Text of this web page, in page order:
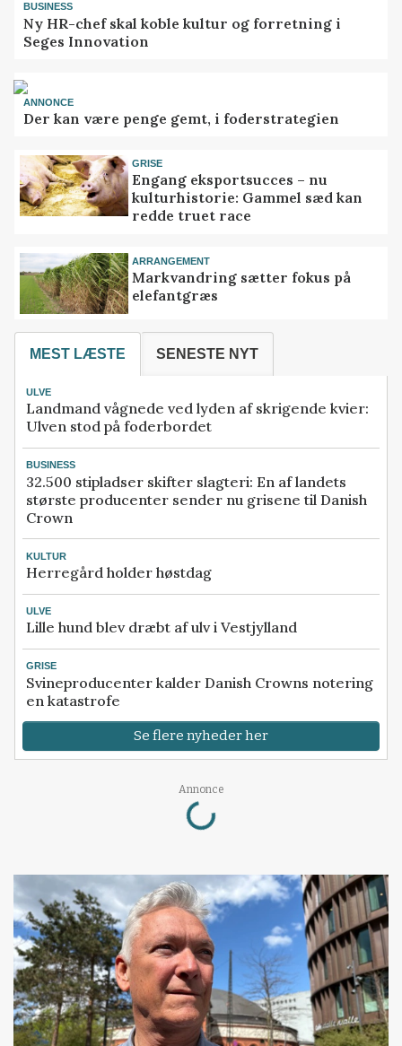
BUSINESS
Ny HR-chef skal koble kultur og forretning i
Seges Innovation
ANNONCE
Der kan være penge gemt, i foderstrategien
GRISE
Engang eksportsucces – nu
kulturhistorie: Gammel sæd kan
redde truet race
ARRANGEMENT
Markvandring sætter fokus på
elefantgræs
MEST LÆSTE SENESTE NYT
ULVE
Landmand vågnede ved lyden af skrigende kvier:
Ulven stod på foderbordet
BUSINESS
32.500 stipladser skifter slagteri: En af landets
største producenter sender nu grisene til Danish
Crown
KULTUR
Herregård holder høstdag
ULVE
Lille hund blev dræbt af ulv i Vestjylland
GRISE
Svineproducenter kalder Danish Crowns notering
en katastrofe
Se flere nyheder her
Annonce
Loading...